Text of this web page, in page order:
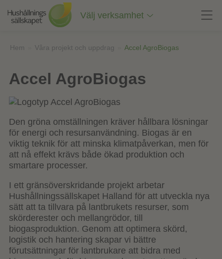
innehåll
Välj verksamhet
Hem Våra projekt och uppdrag Accel AgroBiogas
Accel AgroBiogas
Den gröna omställningen kräver hållbara lösningar
för energi och resursanvändning. Biogas är en
viktig teknik för att minska klimatpåverkan, men för
att nå effekt krävs både ökad produktion och
smartare processer.
I ett gränsöverskridande projekt arbetar
Hushållningssällskapet Halland för att utveckla nya
sätt att ta tillvara på lantbrukets resurser, som
skörderester och mellangrödor, till
biogasproduktion. Genom att optimera skörd,
logistik och hantering skapar vi bättre
förutsättningar för lantbrukare att bidra med